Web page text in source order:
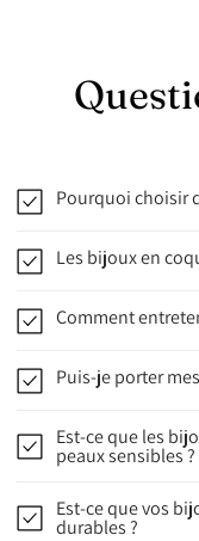
Pourquoi choisir
Les bijoux en
Comment
Puis-je porter
Est-ce que les
peaux sensibles ?
Est-ce que vos
durables ?